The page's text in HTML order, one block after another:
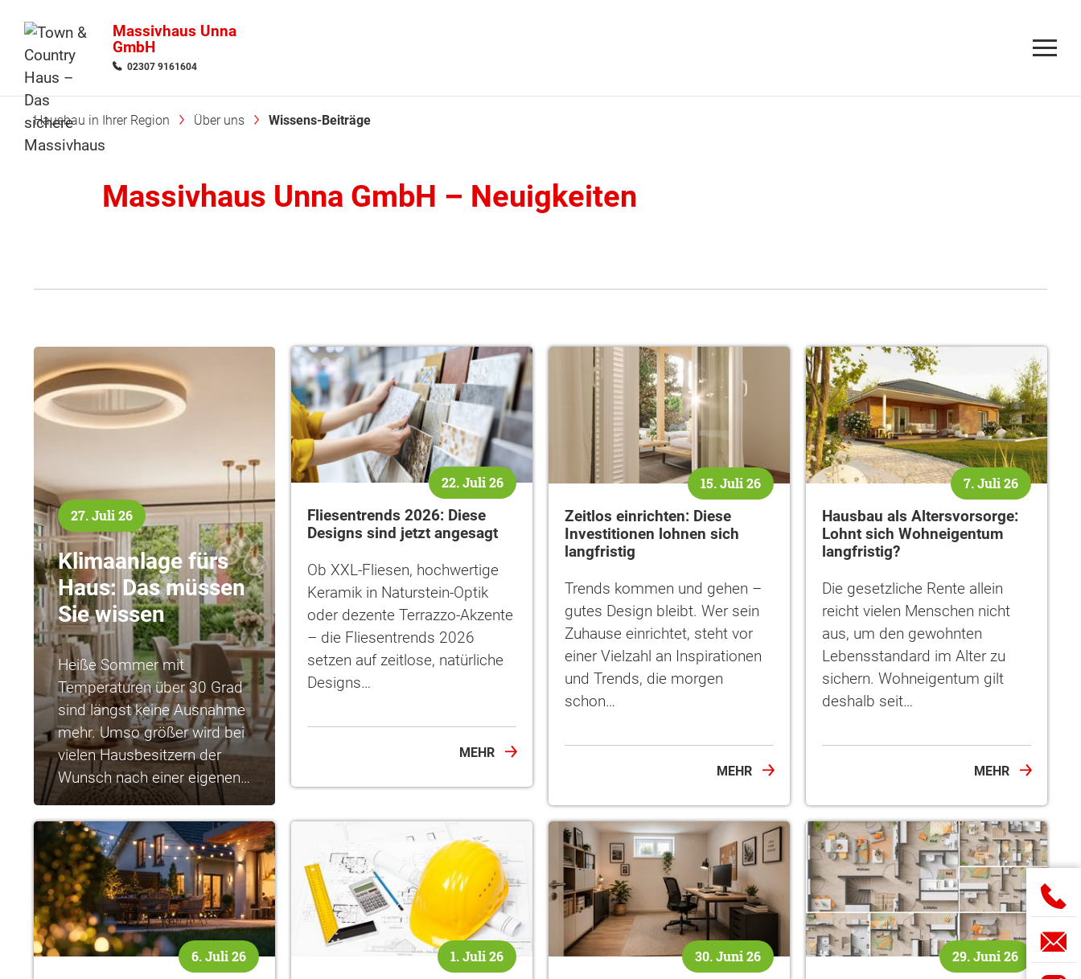
Massivhaus Unna
GmbH
02307 9161604
Hausbau in Ihrer Region Über uns Wissens-Beiträge
Massivhaus Unna GmbH – Neuigkeiten
27. Juli 26
Klimaanlage fürs
Haus: Das müssen
Sie wissen
Heiße Sommer mit
Temperaturen über 30 Grad
sind längst keine Ausnahme
mehr. Umso größer wird bei
vielen Hausbesitzern der
Wunsch nach einer eigenen…
22. Juli 26
Fliesentrends 2026: Diese
Designs sind jetzt angesagt
Ob XXL-Fliesen, hochwertige
Keramik in Naturstein-Optik
oder dezente Terrazzo-Akzente
– die Fliesentrends 2026
setzen auf zeitlose, natürliche
Designs…
MEHR
15. Juli 26
Zeitlos einrichten: Diese
Investitionen lohnen sich
langfristig
Trends kommen und gehen –
gutes Design bleibt. Wer sein
Zuhause einrichtet, steht vor
einer Vielzahl an Inspirationen
und Trends, die morgen
schon…
MEHR
7. Juli 26
Hausbau als Altersvorsorge:
Lohnt sich Wohneigentum
langfristig?
Die gesetzliche Rente allein
reicht vielen Menschen nicht
aus, um den gewohnten
Lebensstandard im Alter zu
sichern. Wohneigentum gilt
deshalb seit…
MEHR
6. Juli 26 1. Juli 26 30. Juni 26 29. Juni 26